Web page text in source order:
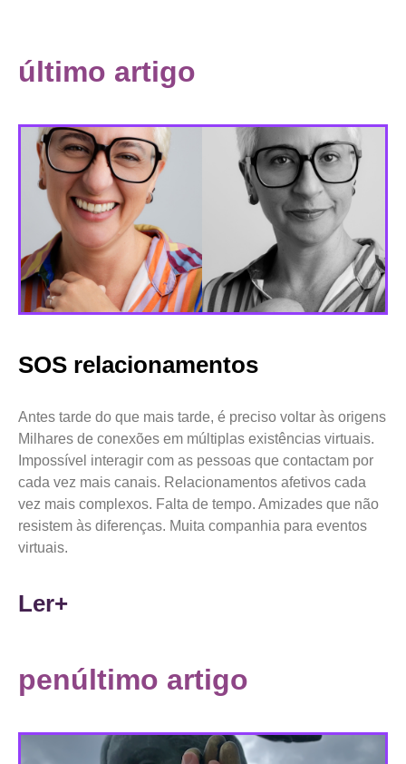
último artigo
SOS relacionamentos
Antes tarde do que mais tarde, é preciso voltar às origens
Milhares de conexões em múltiplas existências virtuais.
Impossível interagir com as pessoas que contactam por
cada vez mais canais. Relacionamentos afetivos cada
vez mais complexos. Falta de tempo. Amizades que não
resistem às diferenças. Muita companhia para eventos
virtuais.
Ler+
penúltimo artigo